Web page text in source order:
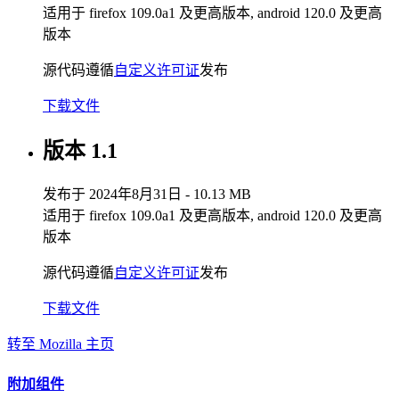
适用于 firefox 109.0a1 及更高版本, android 120.0 及更高
版本
源代码遵循自定义许可证发布
下载文件
版本 1.1
发布于 2024年8月31日 - 10.13 MB
适用于 firefox 109.0a1 及更高版本, android 120.0 及更高
版本
源代码遵循自定义许可证发布
下载文件
转至 Mozilla 主页
附加组件